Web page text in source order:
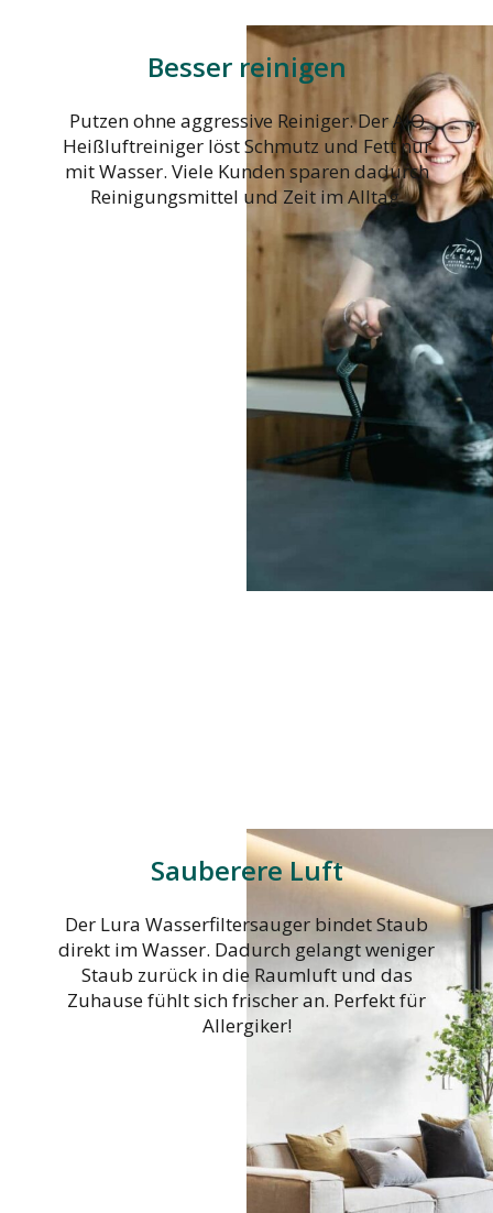
Besser reinigen
Putzen ohne aggressive Reiniger. Der AIO
Heißluftreiniger löst Schmutz und Fett nur
mit Wasser. Viele Kunden sparen dadurch
Reinigungsmittel und Zeit im Alltag.
Sauberere Luft
Der Lura Wasserfiltersauger bindet Staub
direkt im Wasser. Dadurch gelangt weniger
Staub zurück in die Raumluft und das
Zuhause fühlt sich frischer an. Perfekt für
Allergiker!